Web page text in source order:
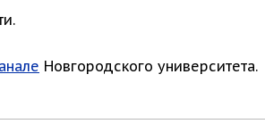
Новгородского университета.